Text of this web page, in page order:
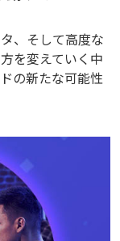
、そして高度な
を変えていく中
の新たな可能性